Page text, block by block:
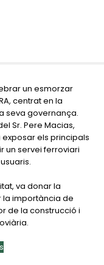
un esmorzar
centrat en la
seva governança.
Sr. Pere Macias,
els principals
un servei ferroviari
va donar la
la importància de
de la construcció i